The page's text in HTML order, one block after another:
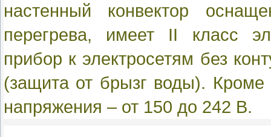
настенный конвектор
перегрева, имеет II класс
прибор к электросетям без
(защита от брызг воды). Кроме
напряжения – от 150 до 242 В.